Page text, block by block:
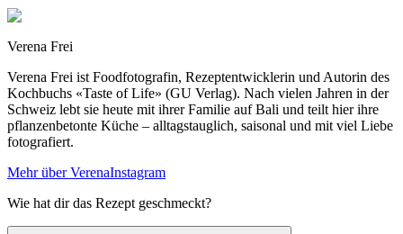
Verena Frei
Verena Frei ist Foodfotografin, Rezeptentwicklerin und Autorin des
Kochbuchs «Taste of Life» (GU Verlag). Nach vielen Jahren in der
Schweiz lebt sie heute mit ihrer Familie auf Bali und teilt hier ihre
pflanzenbetonte Küche – alltagstauglich, saisonal und mit viel Liebe
fotografiert.
Mehr über VerenaInstagram
Wie hat dir das Rezept geschmeckt?